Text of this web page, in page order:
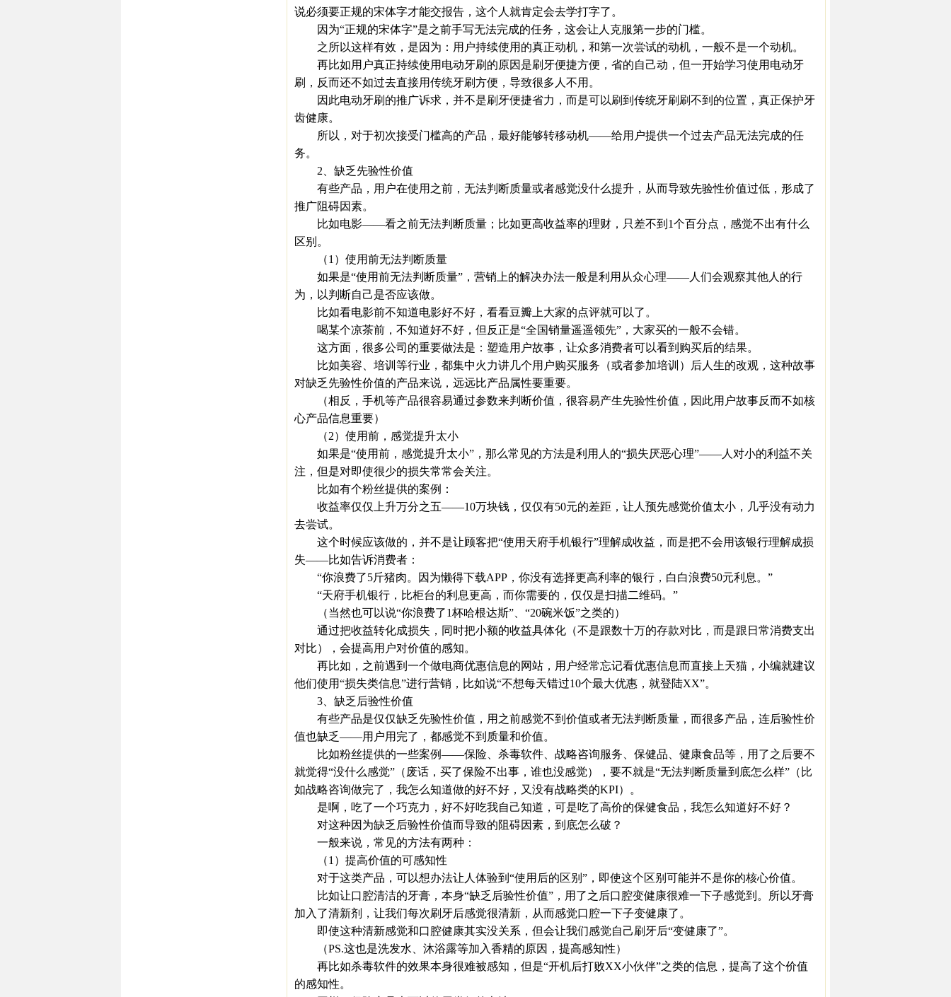
说必须要正规的宋体字才能交报告，这个人就肯定会去学打字了。
因为“正规的宋体字”是之前手写无法完成的任务，这会让人克服第一步的门槛。
之所以这样有效，是因为：用户持续使用的真正动机，和第一次尝试的动机，一般不是一个动机。
再比如用户真正持续使用电动牙刷的原因是刷牙便捷方便，省的自己动，但一开始学习使用电动牙
刷，反而还不如过去直接用传统牙刷方便，导致很多人不用。
因此电动牙刷的推广诉求，并不是刷牙便捷省力，而是可以刷到传统牙刷刷不到的位置，真正保护牙
齿健康。
所以，对于初次接受门槛高的产品，最好能够转移动机——给用户提供一个过去产品无法完成的任
务。
2、缺乏先验性价值
有些产品，用户在使用之前，无法判断质量或者感觉没什么提升，从而导致先验性价值过低，形成了
推广阻碍因素。
比如电影——看之前无法判断质量；比如更高收益率的理财，只差不到1个百分点，感觉不出有什么
区别。
（1）使用前无法判断质量
如果是“使用前无法判断质量”，营销上的解决办法一般是利用从众心理——人们会观察其他人的行
为，以判断自己是否应该做。
比如看电影前不知道电影好不好，看看豆瓣上大家的点评就可以了。
喝某个凉茶前，不知道好不好，但反正是“全国销量遥遥领先”，大家买的一般不会错。
这方面，很多公司的重要做法是：塑造用户故事，让众多消费者可以看到购买后的结果。
比如美容、培训等行业，都集中火力讲几个用户购买服务（或者参加培训）后人生的改观，这种故事
对缺乏先验性价值的产品来说，远远比产品属性要重要。
（相反，手机等产品很容易通过参数来判断价值，很容易产生先验性价值，因此用户故事反而不如核
心产品信息重要）
（2）使用前，感觉提升太小
如果是“使用前，感觉提升太小”，那么常见的方法是利用人的“损失厌恶心理”——人对小的利益不关
注，但是对即使很少的损失常常会关注。
比如有个粉丝提供的案例：
收益率仅仅上升万分之五——10万块钱，仅仅有50元的差距，让人预先感觉价值太小，几乎没有动力
去尝试。
这个时候应该做的，并不是让顾客把“使用天府手机银行”理解成收益，而是把不会用该银行理解成损
失——比如告诉消费者：
“你浪费了5斤猪肉。因为懒得下载APP，你没有选择更高利率的银行，白白浪费50元利息。”
“天府手机银行，比柜台的利息更高，而你需要的，仅仅是扫描二维码。”
（当然也可以说“你浪费了1杯哈根达斯”、“20碗米饭”之类的）
通过把收益转化成损失，同时把小额的收益具体化（不是跟数十万的存款对比，而是跟日常消费支出
对比），会提高用户对价值的感知。
再比如，之前遇到一个做电商优惠信息的网站，用户经常忘记看优惠信息而直接上天猫，小编就建议
他们使用“损失类信息”进行营销，比如说“不想每天错过10个最大优惠，就登陆XX”。
3、缺乏后验性价值
有些产品是仅仅缺乏先验性价值，用之前感觉不到价值或者无法判断质量，而很多产品，连后验性价
值也缺乏——用户用完了，都感觉不到质量和价值。
比如粉丝提供的一些案例——保险、杀毒软件、战略咨询服务、保健品、健康食品等，用了之后要不
就觉得“没什么感觉”（废话，买了保险不出事，谁也没感觉），要不就是“无法判断质量到底怎么样”（比
如战略咨询做完了，我怎么知道做的好不好，又没有战略类的KPI）。
是啊，吃了一个巧克力，好不好吃我自己知道，可是吃了高价的保健食品，我怎么知道好不好？
对这种因为缺乏后验性价值而导致的阻碍因素，到底怎么破？
一般来说，常见的方法有两种：
（1）提高价值的可感知性
对于这类产品，可以想办法让人体验到“使用后的区别”，即使这个区别可能并不是你的核心价值。
比如让口腔清洁的牙膏，本身“缺乏后验性价值”，用了之后口腔变健康很难一下子感觉到。所以牙膏
加入了清新剂，让我们每次刷牙后感觉很清新，从而感觉口腔一下子变健康了。
即使这种清新感觉和口腔健康其实没关系，但会让我们感觉自己刷牙后“变健康了”。
（PS.这也是洗发水、沐浴露等加入香精的原因，提高感知性）
再比如杀毒软件的效果本身很难被感知，但是“开机后打败XX小伙伴”之类的信息，提高了这个价值
的感知性。